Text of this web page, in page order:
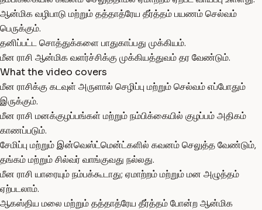
ஆன்மிக வழிபாடு மற்றும் தத்தாத்ரேய தீர்த்தம் பயணம் செல்வம்
பெருக்கும்.
தனிப்பட்ட சொத்துக்களை பாதுகாப்பது முக்கியம்.
மீன ராசி ஆன்மிக வளர்ச்சிக்கு முக்கியத்துவம் தர வேண்டும்.
What the video covers
மீன ராசிக்கு கடவுள் அருளால் செழிப்பு மற்றும் செல்வம் எப்போதும்
இருக்கும்.
மீன ராசி மனக்குழப்பங்கள் மற்றும் நம்பிக்கையில் குழப்பம் அதிகம்
காணப்படும்.
சேமிப்பு மற்றும் இன்வெஸ்ட்மென்ட்களில் கவனம் செலுத்த வேண்டும்,
தங்கம் மற்றும் சில்வர் வாங்குவது நல்லது.
மீன ராசி யாரையும் நம்பக்கூடாது; ஏமாற்றம் மற்றும் மன அழுத்தம்
ஏற்படலாம்.
ஆகஸ்திய மலை மற்றும் தத்தாத்ரேய தீர்த்தம் போன்ற ஆன்மிக